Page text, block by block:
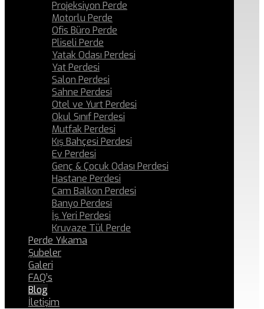
Projeksiyon Perde
Motorlu Perde
Ofis Büro Perde
Pliseli Perde
Yatak Odası Perdesi
Yat Perdesi
Salon Perdesi
Sahne Perdesi
Otel ve Yurt Perdesi
Okul Sınıf Perdesi
Mutfak Perdesi
Kış Bahçesi Perdesi
Ev Perdesi
Genç & Çocuk Odası Perdesi
Hastane Perdesi
Cam Balkon Perdesi
Banyo Perdesi
İş Yeri Perdesi
Kruvaze Tül Perde
Perde Yıkama
Şubeler
Galeri
FAQ’s
Blog
İletişim